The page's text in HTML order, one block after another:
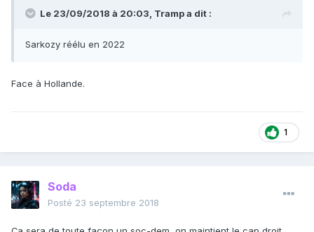
Le 23/09/2018 à 20:03, Trampa dit :
Sarkozy réélu en 2022
Face à Hollande.
1
Soda
Posté 23 septembre 2018